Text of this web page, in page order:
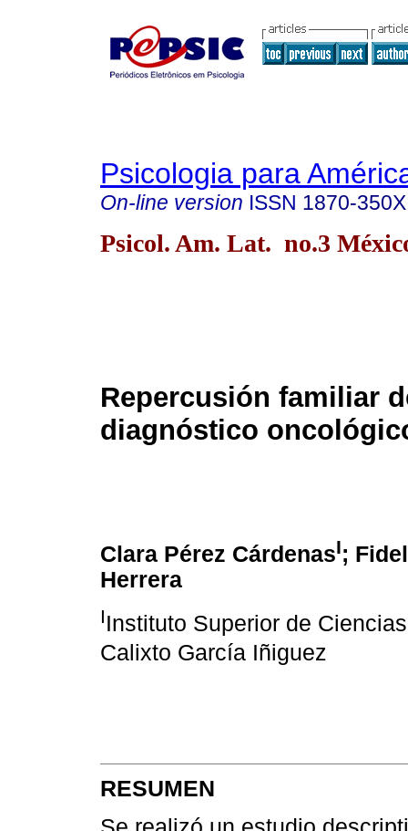
Psicologia para
On-line version ISSN 1870-350X
Psicol. Am. Lat. no.3
Repercusión familiar
diagnóstico
Clara Pérez CárdenasI;
Herrera
IInstituto Superior de
Calixto García Iñiguez
RESUMEN